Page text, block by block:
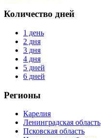
Количество дней
1 день
2 дня
3 дня
4 дня
5 дней
6 дней
Регионы
Карелия
Ленинградская область
Псковская область